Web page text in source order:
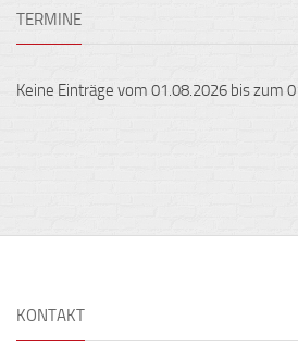
TERMINE
Keine Einträge vom 01.08.2026 bis zum
KONTAKT